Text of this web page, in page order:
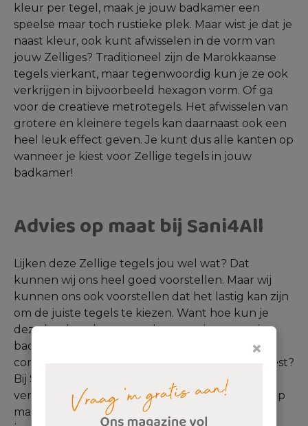
×
kleur per tegel, maak je jouw badkamer een
speelse maar toch rustieke plek. Maar wist je dat je
naast kleur, ook kunt afwisselen in de vorm van
jouw Zelliges? Traditioneel zijn de Marokkaanse
tegels vierkant, maar tegenwoordig kun je ze ook
verkrijgen in bijvoorbeeld hexagon vorm. Of ga
voor de creatieve metrotegels. Het afwisselen van
grotere en kleinere tegels kan daarnaast ook een
heel leuk effect geven. Je kunt dus alle kanten op
wanneer je kiest voor Zellige tegels in jouw
badkamer!
Advies op maat bij Sani4All
Lijken deze Zellige tegels jou wel wat? Dat
kunnen wij ons heel goed voorstellen. Maar wij
kunnen ons ook voorstellen dat het lastig kan zijn
om de juiste tegels te kiezen. Want hoe kun je
deze het best laten matchen met jouw overige
badkamerindeling? En met welke vloer
combineer je de Zelliges van jouw keuze het best?
Bij Sani4All kijken we graag met jou mee, en
verzorgen wij bijvoorbeeld gratis een ontwerp op
maat. Zo kun jij zien wat de mogelijkheden van